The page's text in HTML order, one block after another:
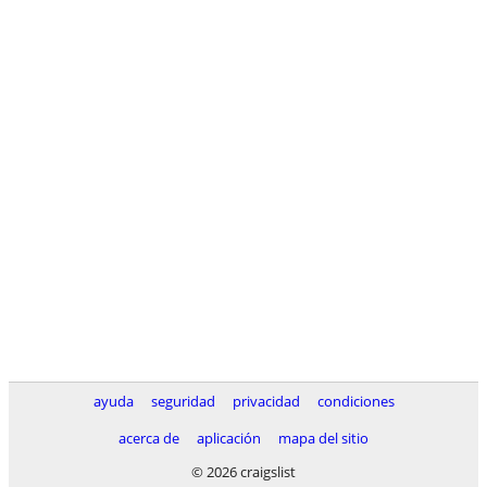
ayuda seguridad privacidad
condiciones
acerca de
aplicación
mapa del sitio
© 2026 craigslist